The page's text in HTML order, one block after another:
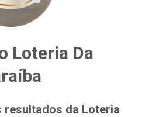
Loteria Da
resultados da Loteria